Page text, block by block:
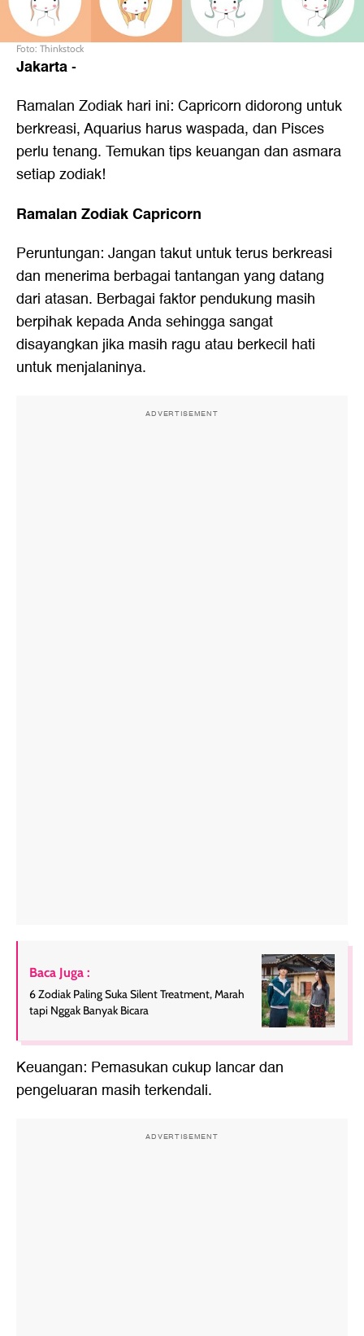
Foto: Thinkstock
Jakarta-
Ramalan Zodiak hari ini: Capricorn didorong untuk
berkreasi, Aquarius harus waspada, dan Pisces
perlu tenang. Temukan tips keuangan dan asmara
setiap zodiak!
Ramalan Zodiak Capricorn
Peruntungan: Jangan takut untuk terus berkreasi
dan menerima berbagai tantangan yang datang
dari atasan. Berbagai faktor pendukung masih
berpihak kepada Anda sehingga sangat
disayangkan jika masih ragu atau berkecil hati
untuk menjalaninya.
ADVERTISEMENT
Baca Juga :
6 Zodiak Paling Suka Silent Treatment, Marah
tapi Nggak Banyak Bicara
Keuangan: Pemasukan cukup lancar dan
pengeluaran masih terkendali.
ADVERTISEMENT